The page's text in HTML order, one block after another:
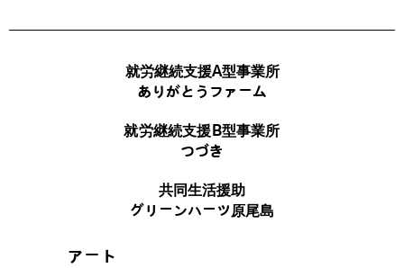
就労継続支援A型事業所
ありがとうファーム
就労継続支援B型事業所
つづき
共同生活援助
グリーンハーツ原尾島
アート